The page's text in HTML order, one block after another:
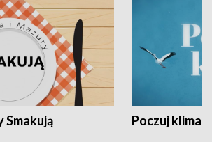
Smakują Poczuj klimat